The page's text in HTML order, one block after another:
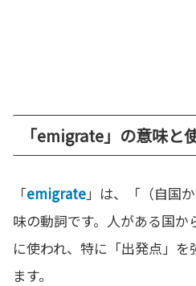
「emigrate」の意味と
「emigrate」は、「（自国
味の動詞です。人がある国か
に使われ、特に「出発点」
ます。